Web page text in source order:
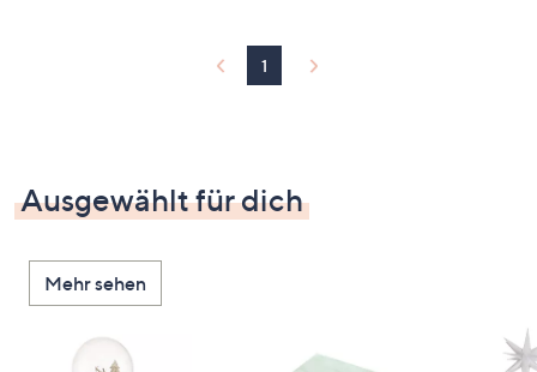
1
Ausgewählt für dich
Mehr sehen